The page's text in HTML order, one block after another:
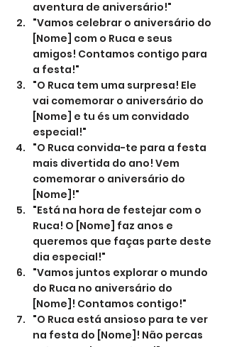
aventura de aniversário!"
"Vamos celebrar o aniversário do
[Nome] com o Ruca e seus
amigos! Contamos contigo para
a festa!"
"O Ruca tem uma surpresa! Ele
vai comemorar o aniversário do
[Nome] e tu és um convidado
especial!"
"O Ruca convida-te para a festa
mais divertida do ano! Vem
comemorar o aniversário do
[Nome]!"
"Está na hora de festejar com o
Ruca! O [Nome] faz anos e
queremos que faças parte deste
dia especial!"
"Vamos juntos explorar o mundo
do Ruca no aniversário do
[Nome]! Contamos contigo!"
"O Ruca está ansioso para te ver
na festa do [Nome]! Não percas